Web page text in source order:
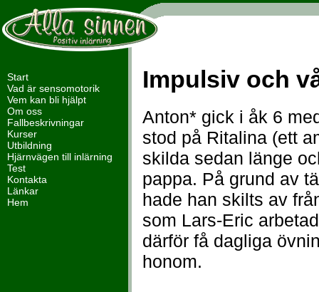
Start
Vad är sensomotorik
Vem kan bli hjälpt
Om oss
Fallbeskrivningar
Kurser
Utbildning
Hjärnvägen till inlärning
Test
Kontakta
Länkar
Hem
Impulsiv och
Anton* gick i åk 6
stod på Ritalina (ett
skilda sedan länge
pappa. På grund av
hade han skilts av
som Lars-Eric
därför få dagliga
honom.